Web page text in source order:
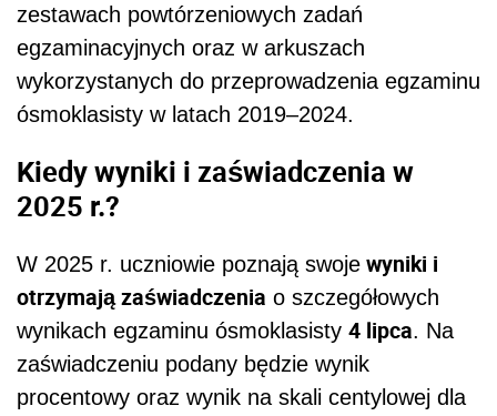
zestawach powtórzeniowych zadań
egzaminacyjnych oraz w arkuszach
wykorzystanych do przeprowadzenia egzaminu
ósmoklasisty w latach 2019–2024.
Kiedy wyniki i zaświadczenia w
2025 r.?
W 2025 r. uczniowie poznają swoje wyniki i
otrzymają zaświadczenia o szczegółowych
‎wynikach egzaminu ósmoklasisty 4 lipca. Na
zaświadczeniu podany będzie wynik
procentowy oraz wynik na skali ‎centylowej dla